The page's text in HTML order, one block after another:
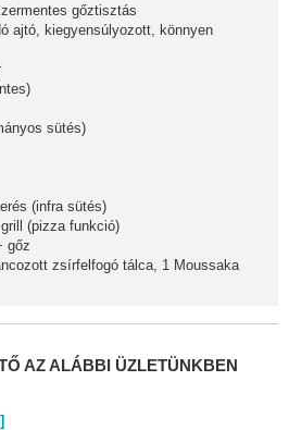
gőztisztás
ajtó, kiegyensúlyozott, könnyen
sütés)
(infra sütés)
(pizza funkció)
gőz
zsírfelfogó tálca, 1 Moussaka
AZ ALÁBBI ÜZLETÜNKBEN